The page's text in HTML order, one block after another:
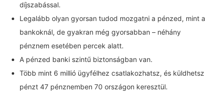
díjszabással.
Legalább olyan gyorsan tudod mozgatni a pénzed, mint a
bankoknál, de gyakran még gyorsabban – néhány
pénznem esetében percek alatt.
A pénzed banki szintű biztonságban van.
Több mint 6 millió ügyfélhez csatlakozhatsz, és küldhetsz
pénzt 47 pénznemben 70 országon keresztül.